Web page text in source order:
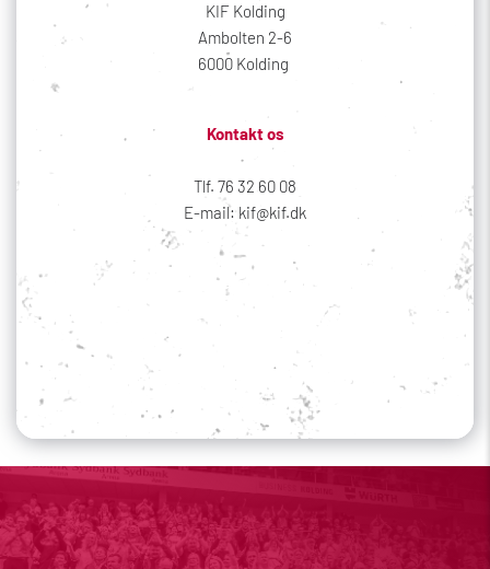
KIF Kolding
Ambolten 2-6
6000 Kolding
Kontakt os
Tlf. 76 32 60 08
E-mail: kif@kif.dk
Sociale medier
Din profil